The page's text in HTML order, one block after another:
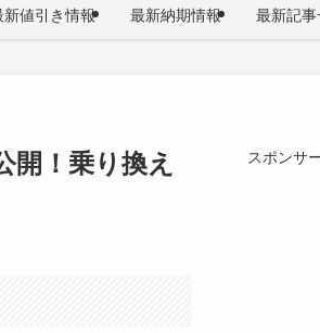
新値引き情報 最新納期情報 最新記
！乗り換え
スポンサ